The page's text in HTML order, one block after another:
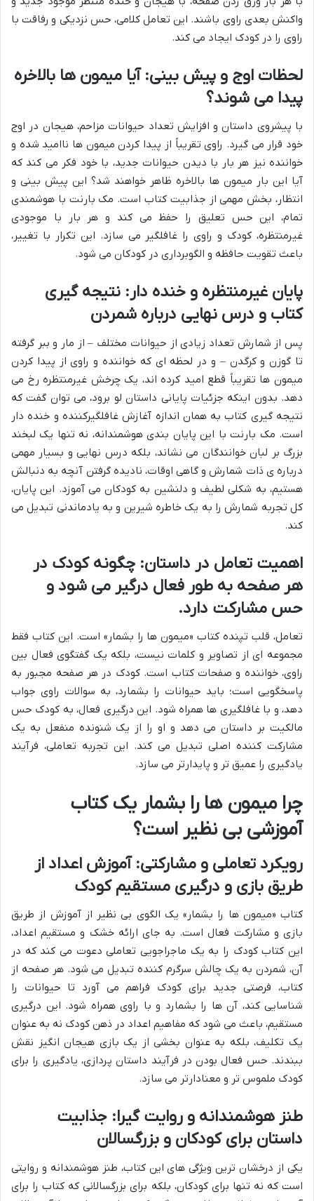
واکنش بعدی راوی باشند. این تعامل کلامی، حس نزدیکی و رفاقت با
راوی را در کودک ایجاد می کند.
لحظات اوج و پیش بینی: آیا میمون ها بالاخره
پیدا می شوند؟
با پیشروی داستان و افزایش تعداد حیوانات مزاحم، هیجان در اوج
خود قرار می گیرد. راوی تقریباً از پیدا کردن میمون ها ناامید شده و
خواننده نیز هر بار با دیدن حیوانات جدید، با خود فکر می کند که
آیا این بار میمون ها بالاخره ظاهر خواهند شد؟ این پیش بینی و
انتظار، بخش مهمی از جذابیت کتاب است. مک بارنت با هوشمندی
تمام، این حس تعلیق را حفظ می کند و هر بار با موجودی
غیرمنتظره، کودک و راوی را غافلگیر می سازد. این تکرار با تغییر،
باعث تقویت حافظه و الگوبرداری در کودکان می شود.
پایان غیرمنتظره و خنده دار: نتیجه گیری
کتاب و درس نهایی درباره شمردن
پس از شمارش تعداد زیادی از حیوانات مختلف – از مار و ببر گرفته
تا گوزن و کرگدن – و در لحظه ای که خواننده و راوی از پیدا کردن
میمون ها تقریباً قطع امید کرده اند، یک چرخش غیرمنتظره رخ می
دهد. بدون اینکه جزئیات پایانی داستان لو برود، می توان گفت که
نتیجه گیری کتاب به همان اندازه آغازش غافلگیرکننده و خنده دار
است. مک بارنت با این پایان بندی هوشمندانه، نه تنها یک لبخند
بزرگ بر لبان خوانندگان می نشاند، بلکه درس نهایی و بسیار مهمی
درباره ی ذات شمارش و گاهی اوقات، نادیده گرفتن آنچه به دنبالش
هستیم، به شکلی لطیف و دلنشین به کودکان می آموزد. این پایان،
کل تجربه شمارش را به یک خاطره شیرین و به یادماندنی تبدیل می
کند.
اهمیت تعامل در داستان: چگونه کودک در
هر صفحه به طور فعال درگیر می شود و
حس مشارکت دارد.
تعامل، قلب تپنده کتاب «میمون ها را بشمار» است. این کتاب فقط
مجموعه ای از تصاویر و کلمات نیست، بلکه یک گفتگوی فعال بین
راوی، خواننده و صفحات کتاب است. کودک در هر صفحه مجبور به
پاسخگویی است؛ باید حیوانات را بشمارد، به سوالات راوی جواب
دهد، و با غافلگیری ها همراه شود. این درگیری فعال، به کودک حس
مالکیت بر داستان می دهد و او را از یک شنونده منفعل به یک
مشارکت کننده اصلی تبدیل می کند. این تجربه تعاملی، فرآیند
یادگیری را عمیق تر و پایدارتر می سازد.
چرا میمون ها را بشمار یک کتاب
آموزشی بی نظیر است؟
رویکرد تعاملی و مشارکتی: آموزش اعداد از
طریق بازی و درگیری مستقیم کودک
کتاب «میمون ها را بشمار» یک الگوی بی نظیر از آموزش از طریق
بازی و مشارکت فعال است. به جای ارائه خشک و مستقیم اعداد،
این کتاب کودک را به یک ماجراجویی تعاملی دعوت می کند که در
آن، شمردن به یک چالش سرگرم کننده تبدیل می شود. هر صفحه از
کتاب، فرصتی جدید برای کودک فراهم می آورد تا حیوانات را
شناسایی کند، آن ها را بشمارد و با راوی همراه شود. این درگیری
مستقیم، باعث می شود که مفاهیم اعداد در ذهن کودک نه به عنوان
یک تکلیف، بلکه به عنوان بخشی از یک بازی هیجان انگیز نقش
ببندند. حس فعال بودن در فرآیند داستان پردازی، یادگیری را برای
کودک ملموس تر و معنادارتر می سازد.
طنز هوشمندانه و روایت گیرا: جذابیت
داستان برای کودکان و بزرگسالان
یکی از درخشان ترین ویژگی های این کتاب، طنز هوشمندانه و روایتی
است که نه تنها برای کودکان، بلکه برای بزرگسالانی که کتاب را برای